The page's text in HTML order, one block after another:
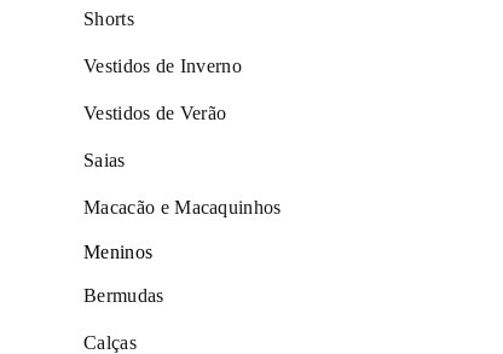
Shorts
Vestidos de Inverno
Vestidos de Verão
Saias
Macacão e Macaquinhos
Meninos
Bermudas
Calças